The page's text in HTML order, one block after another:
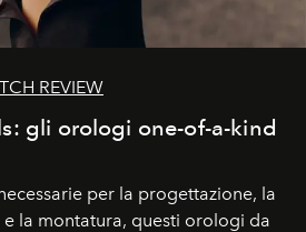
REVIEW
gli orologi one-of-a-kind
per la progettazione, la
la montatura, questi orologi da